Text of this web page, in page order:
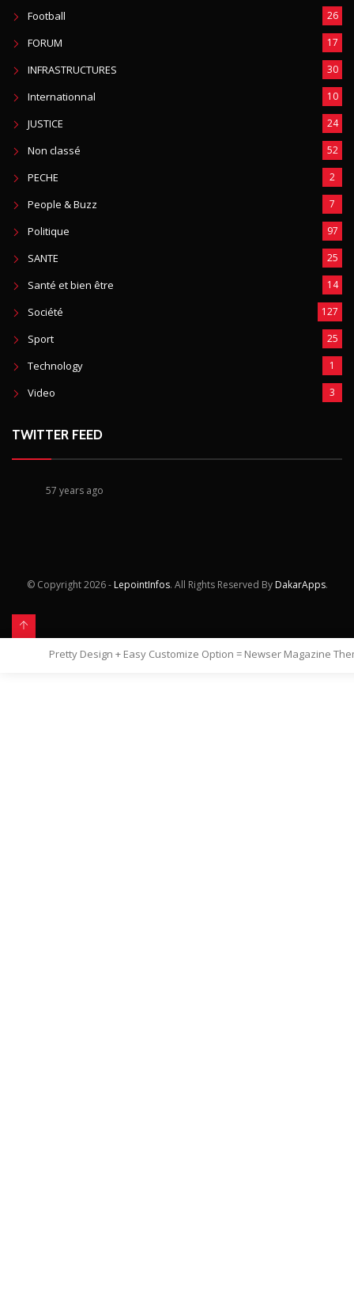
Football 26
FORUM 17
INFRASTRUCTURES 30
Internationnal 10
JUSTICE 24
Non classé 52
PECHE 2
People & Buzz 7
Politique 97
SANTE 25
Santé et bien être 14
Société 127
Sport 25
Technology 1
Video 3
TWITTER FEED
57 years ago
© Copyright2026 - LepointInfos. All Rights Reserved By DakarApps.
Pretty Design + Easy Customize Option = Newser Magazine